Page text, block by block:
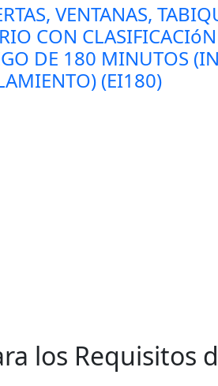
VENTANAS,
CON
DE 180 MINUTOS
(EI180)
los Requisitos